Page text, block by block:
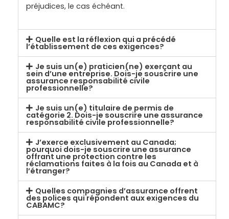
préjudices, le cas échéant.
Quelle est la réflexion qui a précédé
l’établissement de ces exigences?
Je suis un(e) praticien(ne) exerçant au
sein d’une entreprise. Dois-je souscrire une
assurance responsabilité civile
professionnelle?
Je suis un(e) titulaire de permis de
catégorie 2. Dois-je souscrire une assurance
responsabilité civile professionnelle?
J’exerce exclusivement au Canada;
pourquoi dois-je souscrire une assurance
offrant une protection contre les
réclamations faites à la fois au Canada et à
l’étranger?
Quelles compagnies d’assurance offrent
des polices qui répondent aux exigences du
CABAMC?